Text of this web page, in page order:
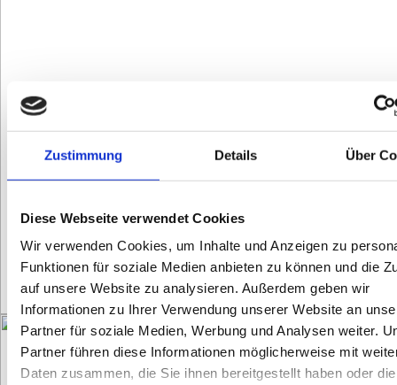
Zustimmung Details Über
Diese Webseite verwendet Cookies
Wir verwenden Cookies, um Inhalte und Anzeigen zu
Funktionen für soziale Medien anbieten zu können und die
auf unsere Website zu analysieren. Außerdem geben wir
Informationen zu Ihrer Verwendung unserer Website an
Partner für soziale Medien, Werbung und Analysen weiter.
Partner führen diese Informationen möglicherweise mit
Daten zusammen, die Sie ihnen bereitgestellt haben oder